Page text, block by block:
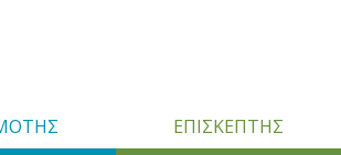
ΕΠΙΣΚΕΠΤΗΣ